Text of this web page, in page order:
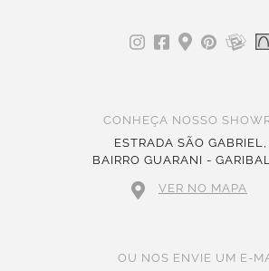
CONHEÇA NOSSO
ESTRADA SÃO GABRIEL,
BAIRRO GUARANI -
VER NO MAPA
OU NOS ENVIE UM E-